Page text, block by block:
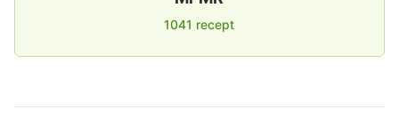
1041 recept